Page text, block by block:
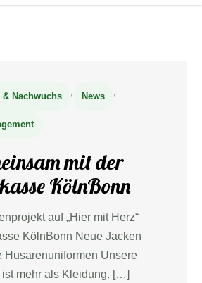
& Nachwuchs , News ,
mit der
KölnBonn
auf „Hier mit Herz“
KölnBonn Neue Jacken
Husarenuniformen Unsere
ist mehr als Kleidung. […]